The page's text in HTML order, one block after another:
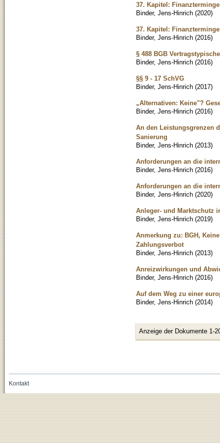
37. Kapitel:
Binder, Jens-Hinrich (2020)
37. Kapitel:
Binder, Jens-Hinrich (2016)
§ 488 BGB
Binder, Jens-Hinrich (2016)
§§ 9 - 17 SchVG
Binder, Jens-Hinrich (2017)
„Alternativen: Keine"?
Binder, Jens-Hinrich (2016)
An den Leistungsgrenzen
Sanierung
Binder, Jens-Hinrich (2013)
Anforderungen an die
Binder, Jens-Hinrich (2016)
Anforderungen an die
Binder, Jens-Hinrich (2020)
Anleger- und Marktschutz
Binder, Jens-Hinrich (2019)
Anmerkung zu: BGH,
Zahlungsverbot
Binder, Jens-Hinrich (2013)
Anreizwirkungen und
Binder, Jens-Hinrich (2016)
Auf dem Weg zu einer
Binder, Jens-Hinrich (2014)
Anzeige der Dokumente 1-
Kontakt